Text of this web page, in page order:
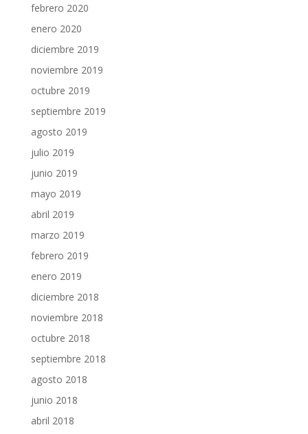
febrero 2020
enero 2020
diciembre 2019
noviembre 2019
octubre 2019
septiembre 2019
agosto 2019
julio 2019
junio 2019
mayo 2019
abril 2019
marzo 2019
febrero 2019
enero 2019
diciembre 2018
noviembre 2018
octubre 2018
septiembre 2018
agosto 2018
junio 2018
abril 2018